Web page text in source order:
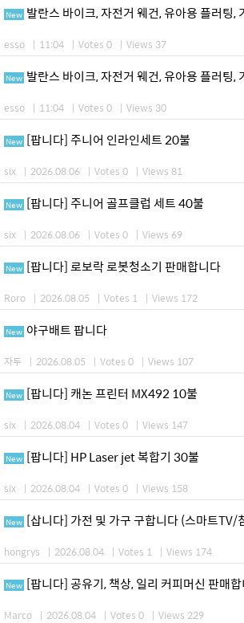
New 발란스 바이크, 자전거 웨건, 유아용 플러팅,
esso | 11:04 | Votes 0 | Views 37
New 발란스 바이크, 자전거 웨건, 유아용 플러팅,
esso | 11:04 | Votes 0 | Views 30
New [팝니다] 주니어 인라인세트 20불
six | 2026.08.06 | Votes 0 | Views 81
New [팝니다] 주니어 골프클럽 세트 40불
six | 2026.08.06 | Votes 0 | Views 69
New [팝니다] 로보락 로봇청소기 판매합니다
Roro | 2026.08.05 | Votes 1 | Views 172
New 야구배트 팝니다
자두 | 2026.08.05 | Votes 0 | Views 107
New [팝니다] 캐논 프린터 MX492 10불
six | 2026.08.04 | Votes 0 | Views 147
New [팝니다] HP Laser jet 복합기 30불
six | 2026.08.04 | Votes 0 | Views 158
New [삽니다] 가전 및 가구 구합니다 (스마트
hongrys | 2026.08.04 | Votes 1 | Views 174
New [팝니다] 공유기, 책상, 일리 커피머신 판매
Marco | 2026.08.04 | Votes 0 | Views 229